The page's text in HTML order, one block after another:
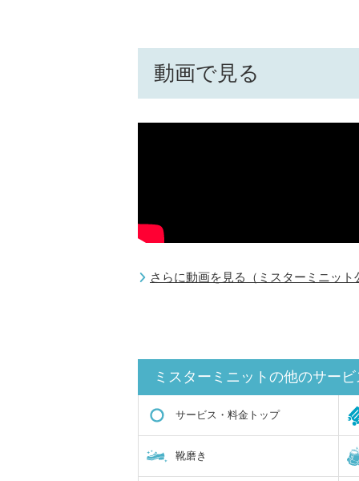
動画で見る
さらに動画を見る（ミスターミニット
ミスターミニットの他のサービ
サービス・料金トップ
靴磨き